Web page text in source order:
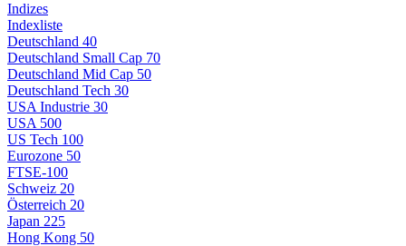
Indizes
Indexliste
Deutschland 40
Deutschland Small Cap 70
Deutschland Mid Cap 50
Deutschland Tech 30
USA Industrie 30
USA 500
US Tech 100
Eurozone 50
FTSE-100
Schweiz 20
Österreich 20
Japan 225
Hong Kong 50